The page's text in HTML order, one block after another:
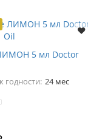
5 мл Doctor
годности: 24 мес